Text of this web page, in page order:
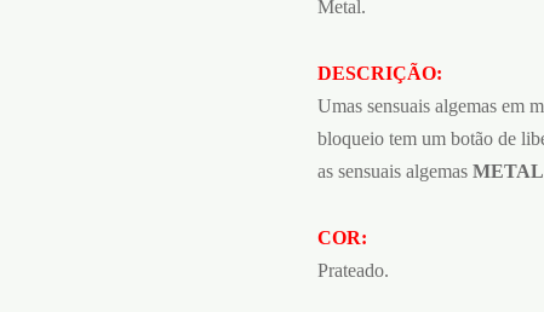
Metal.
DESCRIÇÃO:
Umas sensuais algemas em
bloqueio tem um botão de
as sensuais algemas
COR:
Prateado.